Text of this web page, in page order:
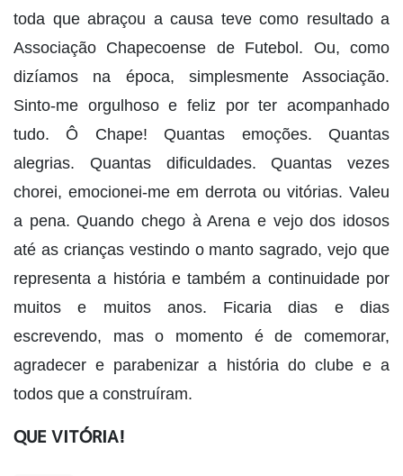
toda que abraçou a causa teve como resultado a
Associação Chapecoense de Futebol. Ou, como
dizíamos na época, simplesmente Associação.
Sinto-me orgulhoso e feliz por ter acompanhado
tudo. Ô Chape! Quantas emoções. Quantas
alegrias. Quantas dificuldades. Quantas vezes
chorei, emocionei-me em derrota ou vitórias. Valeu
a pena. Quando chego à Arena e vejo dos idosos
até as crianças vestindo o manto sagrado, vejo que
representa a história e também a continuidade por
muitos e muitos anos. Ficaria dias e dias
escrevendo, mas o momento é de comemorar,
agradecer e parabenizar a história do clube e a
todos que a construíram.
QUE VITÓRIA!